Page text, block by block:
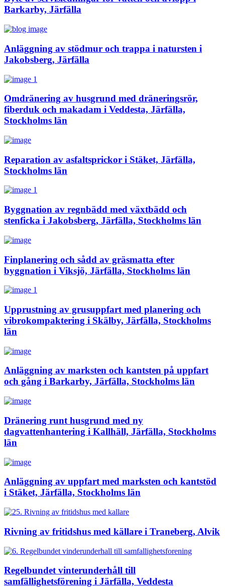
Barkarby, Järfälla
Anläggning av stödmur och trappa i natursten i
Jakobsberg, Järfälla
Omdränering av husgrund med dräneringsrör,
fiberduk och makadam i Veddesta, Järfälla,
Stockholms län
Reparation av asfaltsprickor i Stäket, Järfälla,
Stockholms län
Byggnation av regnbädd med växtbädd och
stenficka i Jakobsberg, Järfälla, Stockholms län
Finplanering och sådd av gräsmatta efter
byggnation i Viksjö, Järfälla, Stockholms län
Upprustning av grusuppfart med planering och
vibrokompaktering i Skälby, Järfälla, Stockholms
län
Anläggning av marksten och kantsten på uppfart
och gång i Barkarby, Järfälla, Stockholms län
Dränering runt husgrund med ny
dagvattenhantering i Kallhäll, Järfälla, Stockholms
län
Anläggning av uppfart med marksten och kantstöd
i Stäket, Järfälla, Stockholms län
Rivning av fritidshus med källare i Traneberg, Alvik
Regelbundet vinterunderhåll till
samfällighetsförening i Järfälla, Veddesta